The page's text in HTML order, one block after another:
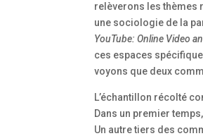
relèverons les thèmes
une sociologie de la
YouTube: Online Video
ces espaces
voyons que deux
L’échantillon récolté
Dans un premier
Un autre tiers des